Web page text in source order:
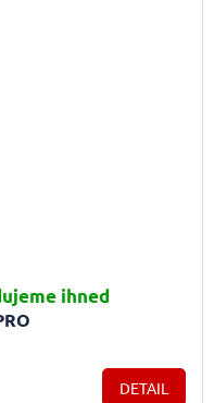
ihned
DETAIL